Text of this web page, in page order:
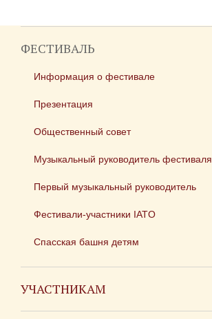
ФЕСТИВАЛЬ
Информация о фестивале
Презентация
Общественный совет
Музыкальный руководитель фестиваля
Первый музыкальный руководитель
Фестивали-участники IATO
Спасская башня детям
УЧАСТНИКАМ